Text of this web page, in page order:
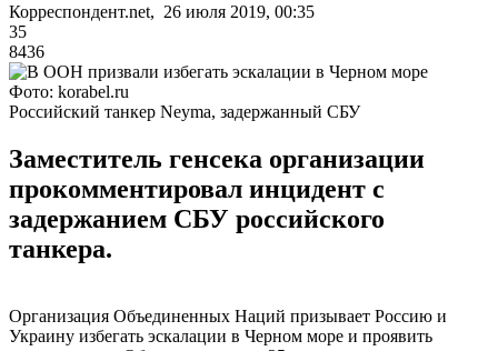
Корреспондент.net, 26 июля 2019, 00:35
35
8436
Фото: korabel.ru
Российский танкер Neyma, задержанный СБУ
Заместитель генсека организации
прокомментировал инцидент с
задержанием СБУ российского
танкера.
Организация Объединенных Наций призывает Россию и
Украину избегать эскалации в Черном море и проявить